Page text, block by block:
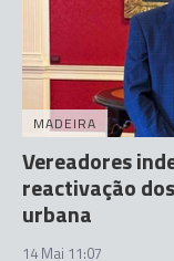
MADEIRA
Vereadores
reactivação
urbana
14 Mai 11:07